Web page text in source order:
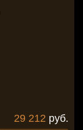
29 212 руб.